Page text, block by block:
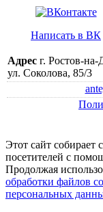
Написать в ВК
Адрес г. Ростов-на-
ул. Соколова, 85/3
Этот сайт собирает
посетителей c
Продолжая
обработки файлов
персональных